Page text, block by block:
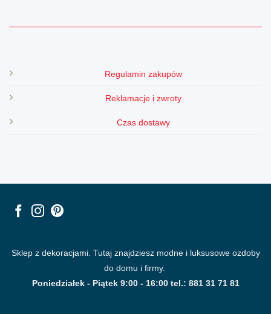
Regulamin zakupów
Reklamacje i zwroty
Czas dostawy
Sklep z dekoracjami. Tutaj znajdziesz modne i luksusowe ozdoby
do domu i firmy.
Poniedziałek - Piątek 9:00 - 16:00 tel.: 881 31 71 81